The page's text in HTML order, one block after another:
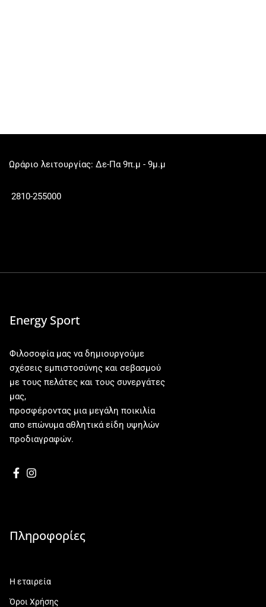
Ωράριο λειτουργίας: Δε-Πα 9π.μ - 9μ.μ
2810-255000
Energy Sport
Φιλοσοφία μας να δημιουργούμε
σχέσεις εμπιστοσύνης και σεβασμού
με τους πελάτες και τους συνεργάτες
μας,
προσφέροντας μια μεγάλη ποικιλία
απο επώνυμα αθλητικά είδη υψηλών
προδιαγραφών.
Πληροφορίες
Η εταιρεία
Όροι Χρήσης